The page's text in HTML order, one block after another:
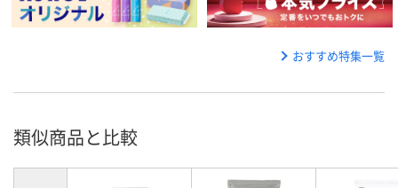
おすすめ特集一覧
類似商品と比較